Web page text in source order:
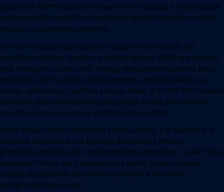
dynamické MPPT (Maximum Power Point Tracking) a široký rozsah
stejnosměrného napětí, což umožňuje efektivní přeměnu solární
energie na využitelnou elektřinu.
ST-INV-T10 podporuje paralelní zapojení více střídačů, což
umožňuje rozšíření systému a zvýšení výkonu. Může se pochlubit
také inteligentní funkcí EMS (Energy Management System), která
umožňuje 24/7 využívání solární energie a snižuje náklady na
energii optimalizací spotřeby energie. Navíc je ST-INV-T10 vybaven
ochranou proti vniknutí IP65 proti prachu a vodě, což zajišťuje
spolehlivý provoz v různých podmínkách prostředí.
Tento střídač nabízí standardní 10letou záruku a je navržen pro
vzdálené aktualizace, což zajišťuje dlouhodobý výkon a
přizpůsobivost budoucím technologickým pokrokům. ST-INV-T10 je
komplexní řešení, které maximalizuje využití solární energie,
zvyšuje energetickou nezávislost a přispívá k udržitelné
energetické budoucnosti.